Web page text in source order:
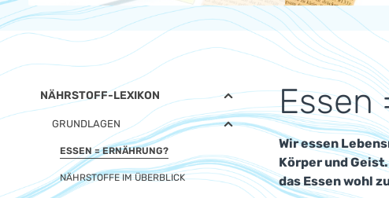
NÄHRSTOFF-LEXIKON
GRUNDLAGEN
ESSEN = ERNÄHRUNG?
NÄHRSTOFFE IM ÜBERBLICK
Essen
Wir essen
Körper und
das Essen wohl